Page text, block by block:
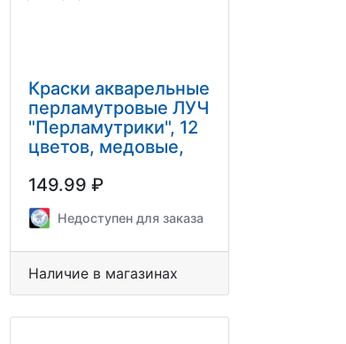
Краски акварельные
перламутровые ЛУЧ
"Перламутрики", 12
цветов, медовые,
пластиковая
коробка, 16С1105-
08
149.99 ₽
Недоступен для заказа
Наличие в магазинах